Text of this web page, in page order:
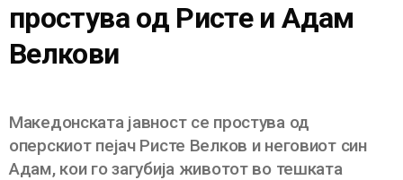
простува од Ристе и Адам
Велкови
Македонската јавност се простува од
оперскиот пејач Ристе Велков и неговиот син
Адам, кои го загубија животот во тешката